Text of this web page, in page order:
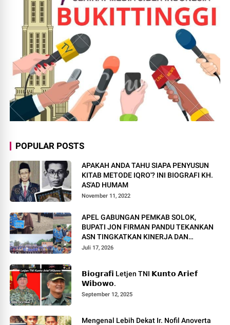
POPULAR POSTS
APAKAH ANDA TAHU SIAPA PENYUSUN
KITAB METODE IQRO'? INI BIOGRAFI KH.
AS'AD HUMAM
November 11, 2022
APEL GABUNGAN PEMKAB SOLOK,
BUPATI JON FIRMAN PANDU TEKANKAN
ASN TINGKATKAN KINERJA DAN
PELAYANAN MASYARAKAT.
Juli 17, 2026
𝗕𝗶𝗼𝗴𝗿𝗮𝗳𝗶 Letjen TNI 𝗞𝘂𝗻𝘁𝗼 𝗔𝗿𝗶𝗲𝗳
𝗪𝗶𝗯𝗼𝘄𝗼.
September 12, 2025
Mengenal Lebih Dekat Ir. Nofil Anoverta